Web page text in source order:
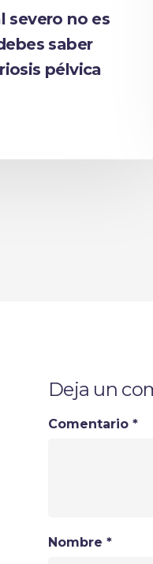
severo no es
saber
pélvica
Deja un
Comentario *
Nombre *